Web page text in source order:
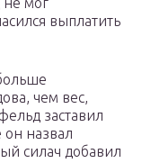
выплатить
чем вес,
заставил
он назвал
силач добавил